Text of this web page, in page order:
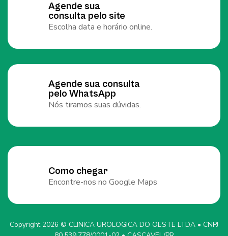
Agende sua
consulta pelo site
Escolha data e horário online.
Agende sua consulta
pelo WhatsApp
Nós tiramos suas dúvidas.
Como chegar
Encontre-nos no Google Maps
Copyright 2026 © CLINICA UROLOGICA DO OESTE LTDA • CNPJ